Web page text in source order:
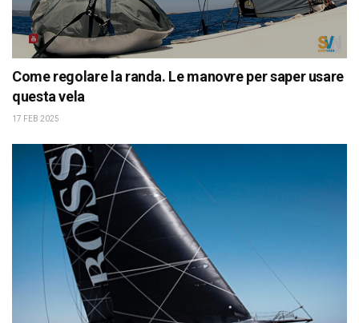
Come regolare la randa. Le manovre per saper usare
questa vela
17 FEB 2025